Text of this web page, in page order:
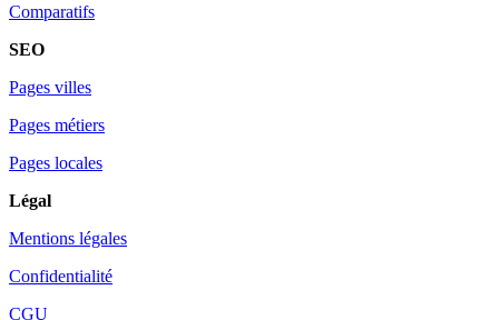
Comparatifs
SEO
Pages villes
Pages métiers
Pages locales
Légal
Mentions légales
Confidentialité
CGU